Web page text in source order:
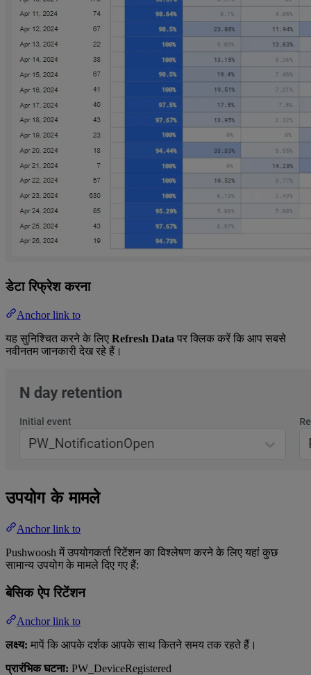
डेटा रिफ्रेश करना
Anchor link to
यह सुनिश्चित करने के लिए Refresh Data पर क्लिक करें कि आप सबसे
नवीनतम जानकारी देख रहे हैं।
उपयोग के मामले
Anchor link to
Pushwoosh में उपयोगकर्ता रिटेंशन का विश्लेषण करने के लिए यहां कुछ
सामान्य उपयोग के मामले दिए गए हैं:
बेसिक ऐप रिटेंशन
Anchor link to
लक्ष्य: मापें कि आपके दर्शक आपके साथ कितने समय तक रहते हैं।
प्रारंभिक घटना: PW_DeviceRegistered